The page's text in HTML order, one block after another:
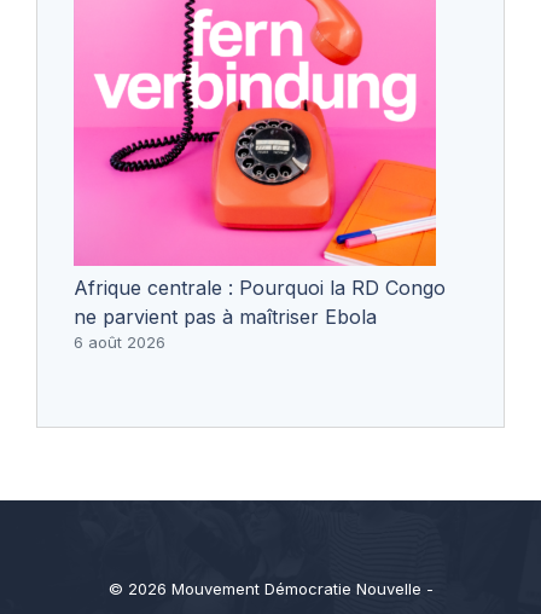
Afrique centrale : Pourquoi la RD Congo
ne parvient pas à maîtriser Ebola
6 août 2026
© 2026 Mouvement Démocratie Nouvelle -